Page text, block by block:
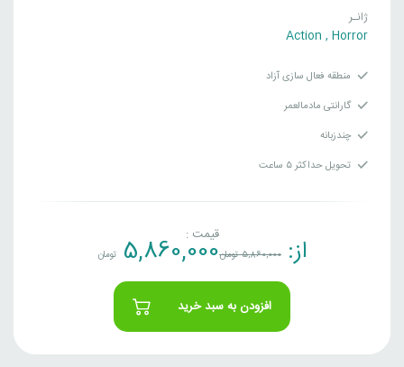
ژانـر
Action , Horror
منطقه فعال سازی آزاد
گارانتی مادمالعمر
چندزبانه
تحویل حداکثر ۵ ساعت
قیمت : از: 5,860,000تومان5,860,000 تومان
افزودن به سبد خرید